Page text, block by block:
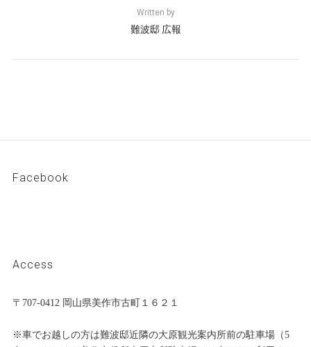
Written by
難波邸 広報
Facebook
Access
〒707-0412 岡山県美作市古町１６２１
※車でお越しの方は難波邸近隣の大原観光案内所前の駐車場（5